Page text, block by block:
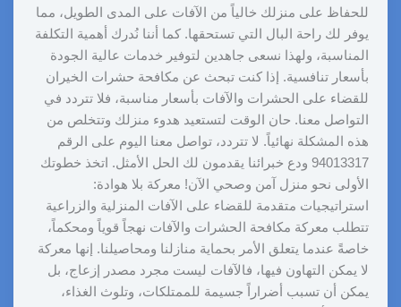
للحفاظ على منزلك خالياً من الآفات على المدى الطويل، مما
يوفر لك راحة البال التي تستحقها. كما أننا نُدرك أهمية التكلفة
المناسبة، ولهذا نسعى جاهدين لتوفير خدمات عالية الجودة
بأسعار تنافسية. إذا كنت تبحث عن مكافحة حشرات الخيران
للقضاء على الحشرات والآفات بأسعار مناسبة، فلا تتردد في
التواصل معنا. حان الوقت لتستعيد هدوء منزلك وتتخلص من
هذه المشكلة نهائياً. لا تتردد، تواصل معنا اليوم على الرقم
94013317 ودع خبرائنا يقدمون لك الحل الأمثل. اتخذ خطوتك
الأولى نحو منزل آمن وصحي الآن! معركة بلا هوادة:
استراتيجيات متقدمة للقضاء على الآفات المنزلية والزراعية
تتطلب معركة مكافحة الحشرات والآفات نهجاً قوياً ومحكماً،
خاصةً عندما يتعلق الأمر بحماية منازلنا ومحاصيلنا. إنها معركة
لا يمكن التهاون فيها، فالآفات ليست مجرد مصدر إزعاج، بل
يمكن أن تسبب أضراراً جسيمة للممتلكات، وتلوث الغذاء،